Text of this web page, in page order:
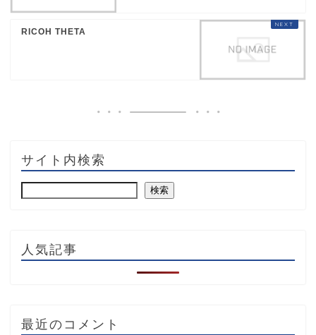
RICOH THETA
サイト内検索
検索
人気記事
最近のコメント